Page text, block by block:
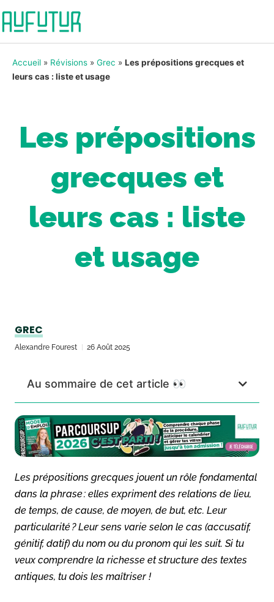
Accueil » Révisions » Grec » Les prépositions grecques et
leurs cas : liste et usage
Les prépositions
grecques et
leurs cas : liste
et usage
GREC
Alexandre Fourest 26 Août 2025
Au sommaire de cet article 👀
Les prépositions grecques jouent un rôle fondamental
dans la phrase : elles expriment des relations de lieu,
de temps, de cause, de moyen, de but, etc. Leur
particularité ? Leur sens varie selon le cas (accusatif,
génitif, datif) du nom ou du pronom qui les suit. Si tu
veux comprendre la richesse et structure des textes
antiques, tu dois les maîtriser !